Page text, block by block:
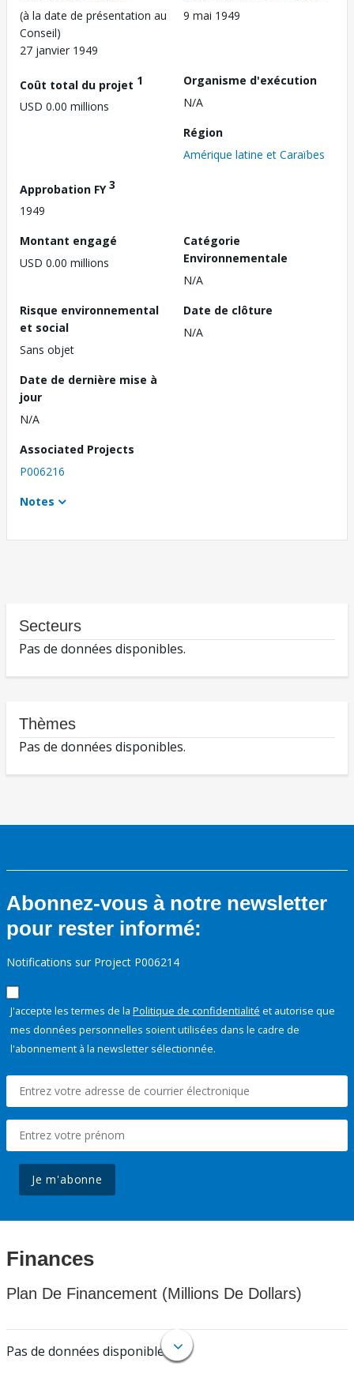
(à la date de présentation au
Conseil)
27 janvier 1949
9 mai 1949
Coût total du projet 1
USD 0.00 millions
Organisme d'exécution
N/A
Région
Amérique latine et Caraïbes
Approbation FY3
1949
Montant engagé
USD 0.00 millions
Catégorie
Environnementale
N/A
Risque environnemental
et social
Sans objet
Date de clôture
N/A
Date de dernière mise à
jour
N/A
Associated Projects
P006216
Notes
Secteurs
Pas de données disponibles.
Thèmes
Pas de données disponibles.
Abonnez-vous à notre newsletter
pour rester informé:
Notifications sur Project P006214
J'accepte les termes de la Politique de confidentialité et autorise que
mes données personnelles soient utilisées dans le cadre de
l'abonnement à la newsletter sélectionnée.
Je m'abonne
Finances
Plan De Financement (Millions De Dollars)
Pas de données disponibles.